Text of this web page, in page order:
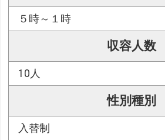
５時～１時
収容人数
10人
性別種別
入替制